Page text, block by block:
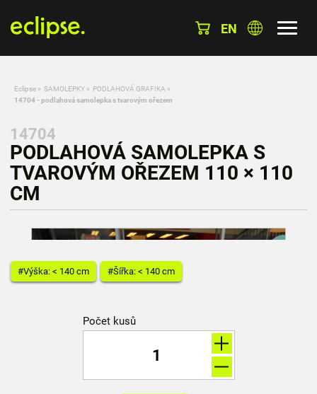
EN
Eclipse » SAMOLEPKY » PODLAHOVÁ GRAFIKA »
14704 - podlahová samolepka s tvarovým ořezem
14704
PODLAHOVÁ SAMOLEPKA S
TVAROVÝM OŘEZEM 110 × 110
CM
#Výška: < 140 cm #Šířka: < 140 cm
Počet kusů